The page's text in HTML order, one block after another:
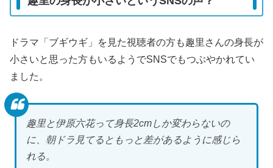
ドラマ「ブギウギ」を見た視聴者の方も趣里さんの身長が
小さいと思った方もいるようでSNSでもつぶやかれてい
ました。
趣里と伊原六花って身長2cmしか変わらないの
に、朝ドラ見てるともっと差があるように感じら
れる。